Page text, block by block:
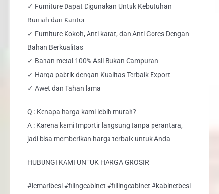
✓ Furniture Dapat Digunakan Untuk Kebutuhan
Rumah dan Kantor
✓ Furniture Kokoh, Anti karat, dan Anti Gores Dengan
Bahan Berkualitas
✓ Bahan metal 100% Asli Bukan Campuran
✓ Harga pabrik dengan Kualitas Terbaik Export
✓ Awet dan Tahan lama
Q : Kenapa harga kami lebih murah?
A : Karena kami Importir langsung tanpa perantara,
jadi bisa memberikan harga terbaik untuk Anda
HUBUNGI KAMI UNTUK HARGA GROSIR
#lemaribesi #filingcabinet #fillingcabinet #kabinetbesi